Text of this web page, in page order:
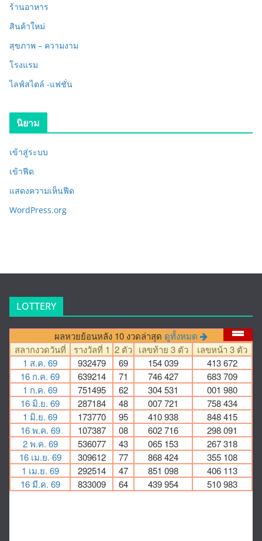
ร้านอาหาร
สินค้าใหม่
สุขภาพ – ความงาม
โรงแรม
ไลฟ์สไตล์ -แฟชั่น
นิยาม
เข้าสู่ระบบ
เข้าฟีด
แสดงความเห็นฟีด
WordPress.org
LOTTERY